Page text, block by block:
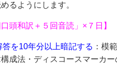
るようにします。
口頭和訳＋５回音読」×７日】
答を10年分以上暗記する ：模
成法・ディスコースマーカ